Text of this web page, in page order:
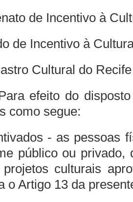
de Incentivo à
de Incentivo à
Cultural do
efeito do
como segue:
- as pessoas
público ou privado,
culturais
o Artigo 13 da